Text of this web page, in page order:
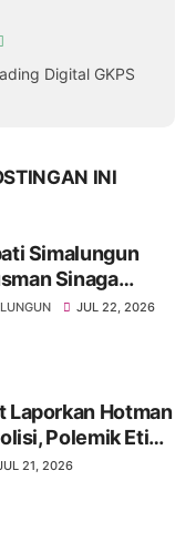
Digital GKPS
INI
Simalungun
Sinaga
TerlibatJUL 22, 2026
Laporkan Hotman
Polemik Etika
Pers
21, 2026